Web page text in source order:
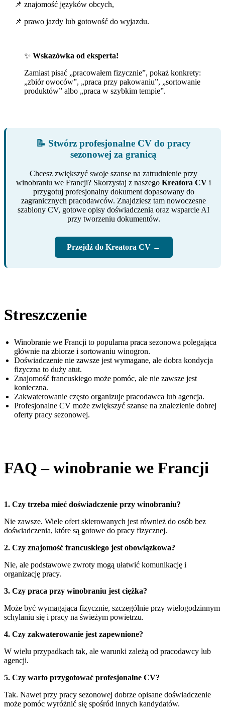
📌 znajomość języków obcych,
📌 prawo jazdy lub gotowość do wyjazdu.
✨ Wskazówka od eksperta!
Zamiast pisać „pracowałem fizycznie”, pokaż konkrety:
„zbiór owoców”, „praca przy pakowaniu”, „sortowanie
produktów” albo „praca w szybkim tempie”.
📝 Stwórz profesjonalne CV do pracy
sezonowej za granicą
Chcesz zwiększyć swoje szanse na zatrudnienie przy
winobraniu we Francji? Skorzystaj z naszego Kreatora CV i
przygotuj profesjonalny dokument dopasowany do
zagranicznych pracodawców. Znajdziesz tam nowoczesne
szablony CV, gotowe opisy doświadczenia oraz wsparcie AI
przy tworzeniu dokumentów.
Przejdź do Kreatora CV →
Streszczenie
Winobranie we Francji to popularna praca sezonowa polegająca
głównie na zbiorze i sortowaniu winogron.
Doświadczenie nie zawsze jest wymagane, ale dobra kondycja
fizyczna to duży atut.
Znajomość francuskiego może pomóc, ale nie zawsze jest
konieczna.
Zakwaterowanie często organizuje pracodawca lub agencja.
Profesjonalne CV może zwiększyć szanse na znalezienie dobrej
oferty pracy sezonowej.
FAQ – winobranie we Francji
1. Czy trzeba mieć doświadczenie przy winobraniu?
Nie zawsze. Wiele ofert skierowanych jest również do osób bez
doświadczenia, które są gotowe do pracy fizycznej.
2. Czy znajomość francuskiego jest obowiązkowa?
Nie, ale podstawowe zwroty mogą ułatwić komunikację i
organizację pracy.
3. Czy praca przy winobraniu jest ciężka?
Może być wymagająca fizycznie, szczególnie przy wielogodzinnym
schylaniu się i pracy na świeżym powietrzu.
4. Czy zakwaterowanie jest zapewnione?
W wielu przypadkach tak, ale warunki zależą od pracodawcy lub
agencji.
5. Czy warto przygotować profesjonalne CV?
Tak. Nawet przy pracy sezonowej dobrze opisane doświadczenie
może pomóc wyróżnić się spośród innych kandydatów.